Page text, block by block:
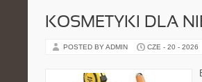
KOSMETYKI DLA
POSTED BY ADMIN CZE - 20 - 2026